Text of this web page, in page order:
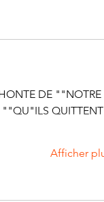
DE
Afficher